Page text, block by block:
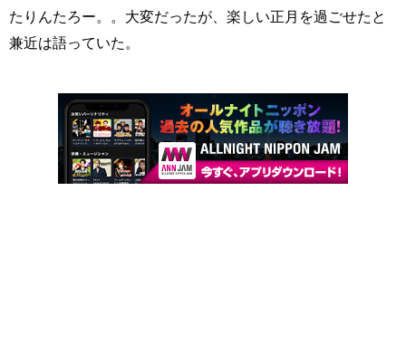
たりんたろー。。大変だったが、楽しい正月を過ごせたと
兼近は語っていた。